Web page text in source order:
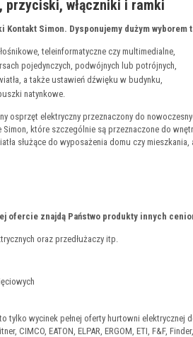
włączniki i ramki
Simon. Dysponujemy dużym wyborem
teleinformatyczne czy multimedialne,
pojedynczych, podwójnych lub potrójnych,
a także ustawień dźwięku w budynku,
natynkowe.
osprzęt elektryczny przeznaczony do
które szczególnie są przeznaczone do
służące do wyposażenia domu czy
ofercie znajdą Państwo produkty innych
oraz przedłużaczy itp.
wycinek pełnej oferty hurtowni elektrycznej
CIMCO, EATON, ELPAR, ERGOM, ETI, F&F,